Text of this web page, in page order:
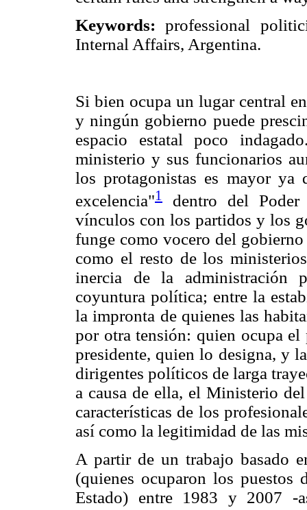
Keywords: professional
Internal Affairs, Argentina.
Si bien ocupa un lugar central
y ningún gobierno puede
espacio estatal poco
ministerio y sus funcionarios
los protagonistas es mayor
excelencia"1
dentro del
vínculos con los partidos y los
funge como vocero del
como el resto de los
inercia de la administración
coyuntura política; entre la
la impronta de quienes las
por otra tensión: quien ocupa
presidente, quien lo designa, y
dirigentes políticos de larga
a causa de ella, el Ministerio
características de los
así como la legitimidad de las
A partir de un trabajo basado
(quienes ocuparon los puestos
Estado) entre 1983 y 2007 -